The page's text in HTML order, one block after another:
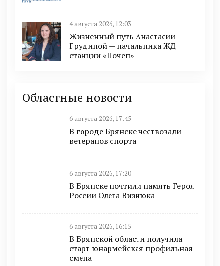
4 августа 2026, 12:03
Жизненный путь Анастасии
Грудиной — начальника ЖД
станции «Почеп»
Областные новости
6 августа 2026, 17:45
В городе Брянске чествовали
ветеранов спорта
6 августа 2026, 17:20
В Брянске почтили память Героя
России Олега Визнюка
6 августа 2026, 16:15
В Брянской области получила
старт юнармейская профильная
смена